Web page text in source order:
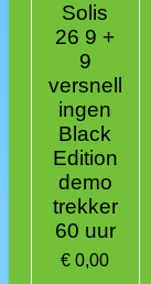
Solis
26 9 +
9
versnell
ingen
Black
Edition
demo
trekker
60 uur
€ 0,00